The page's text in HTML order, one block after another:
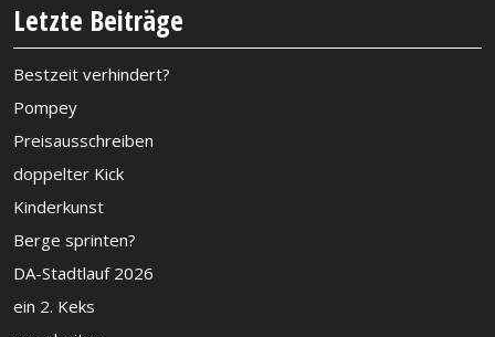
Letzte Beiträge
Bestzeit verhindert?
Pompey
Preisausschreiben
doppelter Kick
Kinderkunst
Berge sprinten?
DA-Stadtlauf 2026
ein 2. Keks